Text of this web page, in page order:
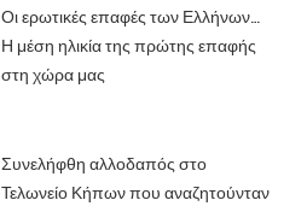
Οι ερωτικές επαφές των Ελλήνων…
Η μέση ηλικία της πρώτης επαφής
στη χώρα μας
Συνελήφθη αλλοδαπός στο
Τελωνείο Κήπων που αναζητούνταν